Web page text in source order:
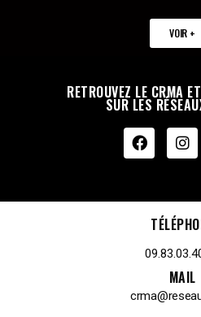
VOIR +
RETROUVEZ LE CRMA
SUR LES
MAIL